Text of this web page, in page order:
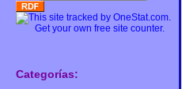
Categorías: